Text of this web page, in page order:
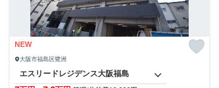
NEW
大阪市福島区鷺洲
エスリードレジデンス大阪福島